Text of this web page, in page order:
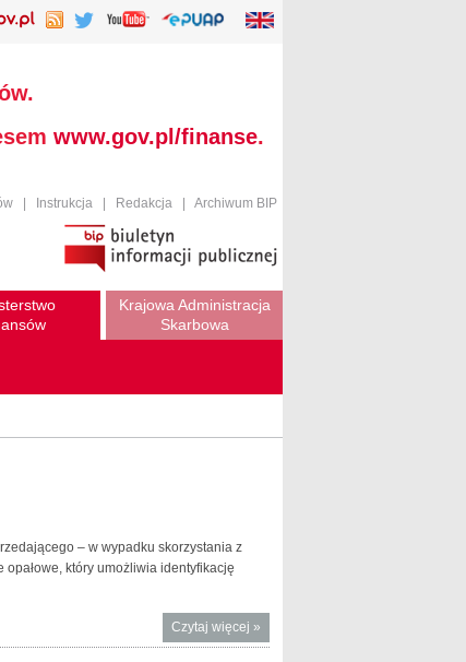
www.gov.pl/finanse.
Instrukcja Redakcja Archiwum BIP
Krajowa Administracja
Skarbowa
– w wypadku skorzystania z
który umożliwia identyfikację
Czytaj więcej o Stawki
podatku
»